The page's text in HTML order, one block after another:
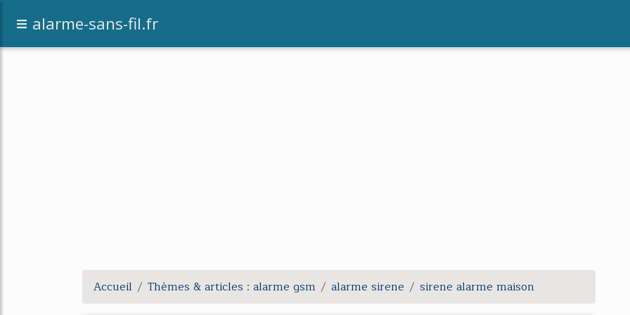
alarme-sans-fil.fr
Accueil Thèmes & articles : alarme gsm alarme sirene sirene alarme maison